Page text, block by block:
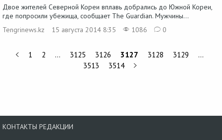
Двое жителей Северной Кореи вплавь добрались до Южной Кореи,
где попросили убежища, сообщает The Guardian. Мужчины...
Tengrinews.kz
15 августа 2014 8:35 1086 0
1 2 … 3125 3126 3127 3128 3129
…
3513
3514
КОНТАКТЫ РЕДАКЦИИ